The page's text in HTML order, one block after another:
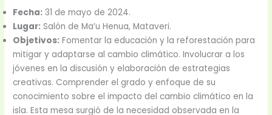
Fecha: 31 de mayo de 2024.
Lugar: Salón de Ma’u Henua, Mataveri.
Objetivos: Fomentar la educación y la reforestación para
mitigar y adaptarse al cambio climático. Involucrar a los
jóvenes en la discusión y elaboración de estrategias
creativas. Comprender el grado y enfoque de su
conocimiento sobre el impacto del cambio climático en la
isla. Esta mesa surgió de la necesidad observada en la